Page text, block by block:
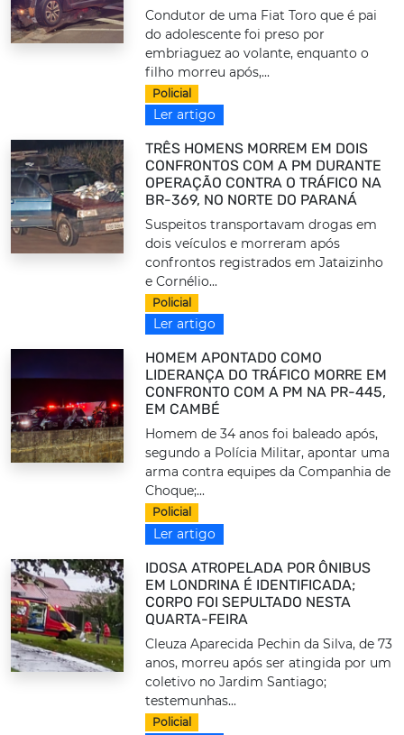
Condutor de uma Fiat Toro que é pai
do adolescente foi preso por
embriaguez ao volante, enquanto o
filho morreu após,...
Policial
Ler artigo
TRÊS HOMENS MORREM EM DOIS
CONFRONTOS COM A PM DURANTE
OPERAÇÃO CONTRA O TRÁFICO NA
BR-369, NO NORTE DO PARANÁ
Suspeitos transportavam drogas em
dois veículos e morreram após
confrontos registrados em Jataizinho
e Cornélio...
Policial
Ler artigo
HOMEM APONTADO COMO
LIDERANÇA DO TRÁFICO MORRE EM
CONFRONTO COM A PM NA PR-445,
EM CAMBÉ
Homem de 34 anos foi baleado após,
segundo a Polícia Militar, apontar uma
arma contra equipes da Companhia de
Choque;...
Policial
Ler artigo
IDOSA ATROPELADA POR ÔNIBUS
EM LONDRINA É IDENTIFICADA;
CORPO FOI SEPULTADO NESTA
QUARTA-FEIRA
Cleuza Aparecida Pechin da Silva, de 73
anos, morreu após ser atingida por um
coletivo no Jardim Santiago;
testemunhas...
Policial